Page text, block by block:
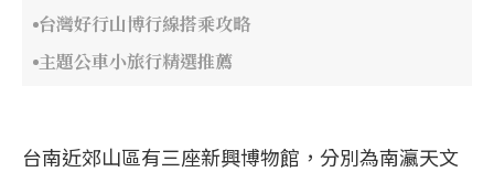
台灣好行山博行線搭乘攻略
主題公車小旅行精選推薦
台南近郊山區有三座新興博物館，分別為南瀛天文